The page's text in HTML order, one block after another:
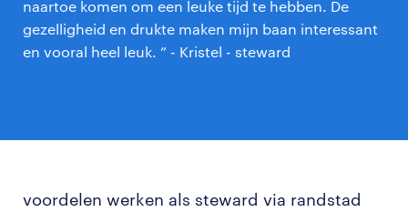
naartoe komen om een leuke tijd te hebben. De
gezelligheid en drukte maken mijn baan interessant
en vooral heel leuk. ” - Kristel - steward
voordelen werken als steward via randstad